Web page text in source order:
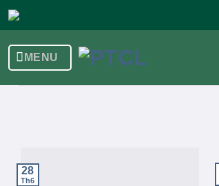
Skip
content
MENU
28
Th6